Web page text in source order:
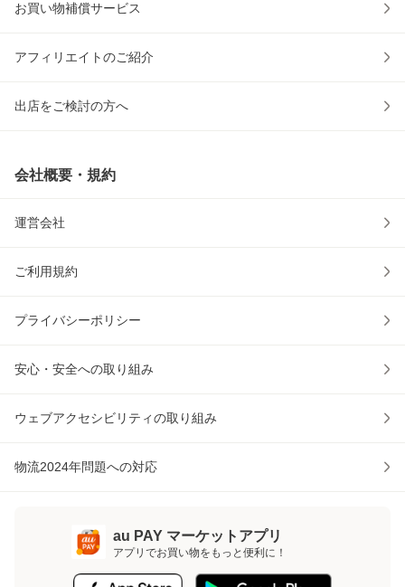
お買い物補償サービス
アフィリエイトのご紹介
出店をご検討の方へ
会社概要・規約
運営会社
ご利用規約
プライバシーポリシー
安心・安全への取り組み
ウェブアクセシビリティの取り組み
物流2024年問題への対応
au PAY マーケットアプリ
アプリでお買い物をもっと便利に！